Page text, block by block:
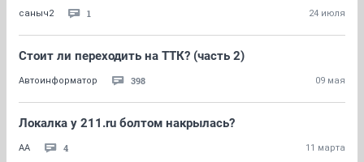
саныч2 1 24 июля
Стоит ли переходить на ТТК? (часть 2)
Автоинформатор 398 09 мая
Локалка у 211.ru болтом накрылась?
AA 4 11 марта